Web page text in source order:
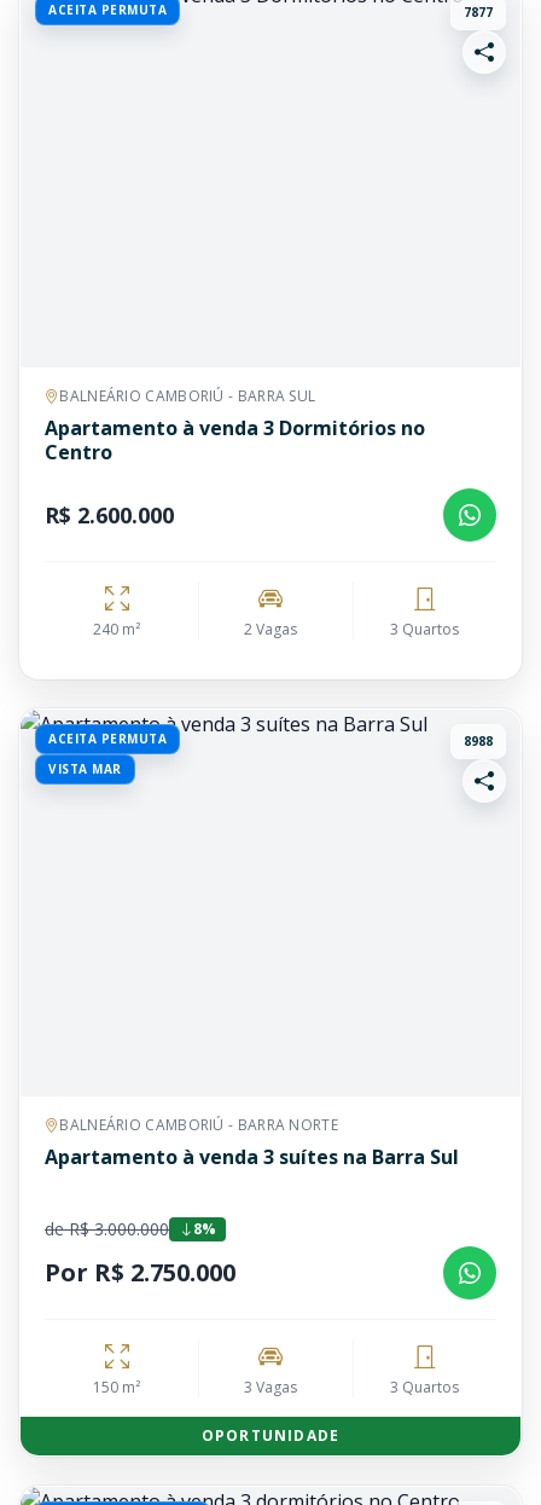
ACEITA PERMUTA 7877
BALNEÁRIO CAMBORIÚ - BARRA SUL
Apartamento à venda 3 Dormitórios no
Centro
R$ 2.600.000
240 m² 2 Vagas 3 Quartos
ACEITA PERMUTA
VISTA MAR
8988
BALNEÁRIO CAMBORIÚ - BARRA NORTE
Apartamento à venda 3 suítes na Barra Sul
de R$ 3.000.000 8%
Por R$ 2.750.000
150 m² 3 Vagas 3 Quartos
OPORTUNIDADE